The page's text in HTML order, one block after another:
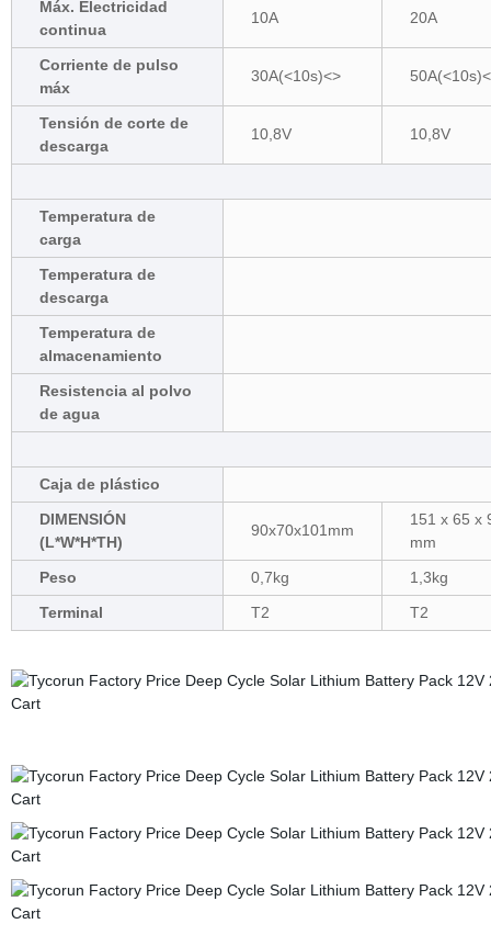
Máx. Electricidad
continua
10A 20A
Corriente de pulso
máx
30A(<10s)<>
Tensión de corte de
descarga
10,8V 10,8V
Temperatura de
carga
Temperatura de
descarga
Temperatura de
almacenamiento
Resistencia al polvo
de agua
Caja de plástico
DIMENSIÓN
(L*W*H*TH)
90x70x101mm
151 x 65 x
mm
Peso
0,7kg
1,3kg
Terminal
T2 T2